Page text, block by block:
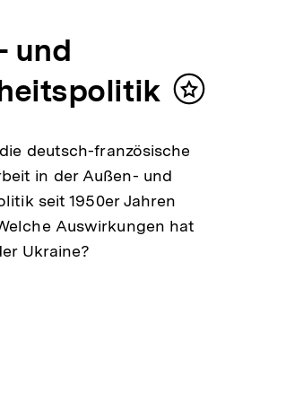
und
Inhalt
deutsch-französische
in der Außen- und
seit 1950er Jahren
Auswirkungen hat
Ukraine?